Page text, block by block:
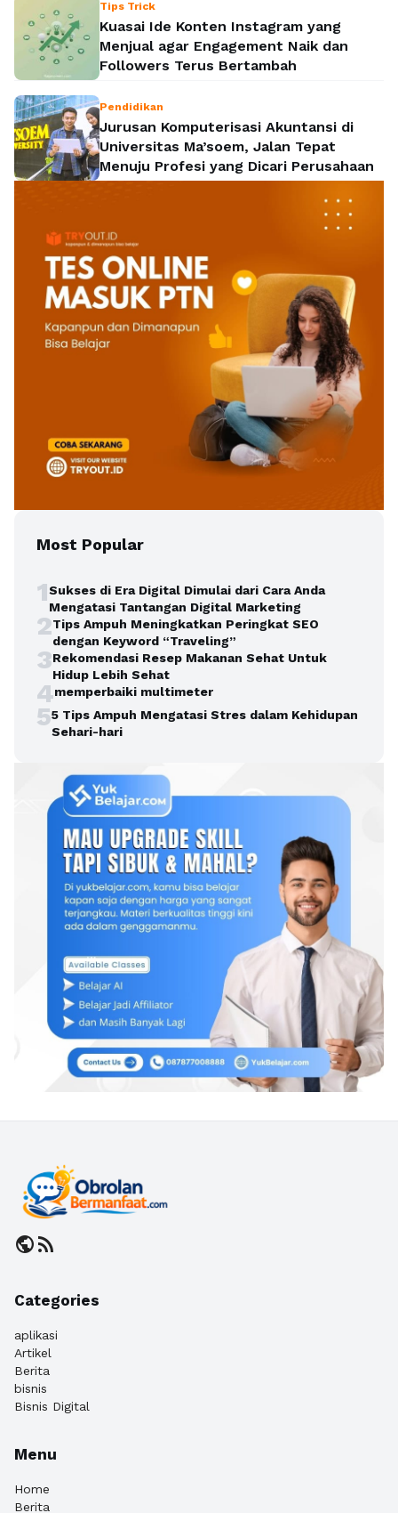
Tips Trick
Kuasai Ide Konten Instagram yang
Menjual agar Engagement Naik dan
Followers Terus Bertambah
Pendidikan
Jurusan Komputerisasi Akuntansi di
Universitas Ma’soem, Jalan Tepat
Menuju Profesi yang Dicari Perusahaan
Most Popular
1Sukses di Era Digital Dimulai dari Cara Anda
Mengatasi Tantangan Digital Marketing
2Tips Ampuh Meningkatkan Peringkat SEO
dengan Keyword “Traveling”
3Rekomendasi Resep Makanan Sehat Untuk
Hidup Lebih Sehat
4memperbaiki multimeter
55 Tips Ampuh Mengatasi Stres dalam Kehidupan
Sehari-hari
publicrss_feed
Categories
aplikasi
Artikel
Berita
bisnis
Bisnis Digital
Menu
Home
Berita